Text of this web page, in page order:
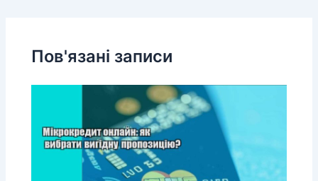
Пов'язані записи